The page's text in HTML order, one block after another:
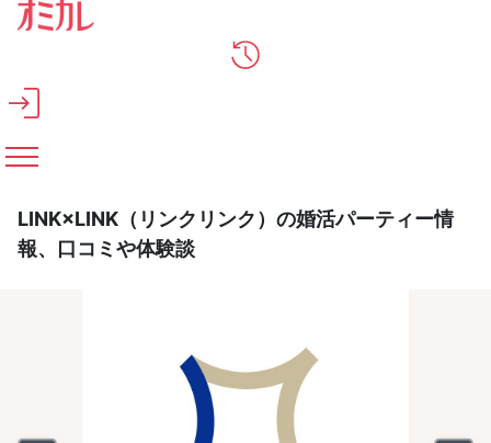
メインコンテンツへスキップ
LINK×LINK（リンクリンク）の婚活パーティー情
報、口コミや体験談